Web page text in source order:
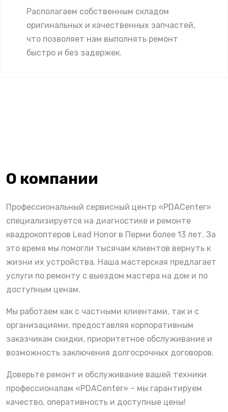
Располагаем собственным складом
оригинальных и качественных запчастей,
что позволяет нам выполнять ремонт
быстро и без задержек.
О компании
Профессиональный сервисный центр «PDACenter»
специализируется на диагностике и ремонте
квадрокоптеров Lead Honor в Перми более 13 лет. За
это время мы помогли тысячам клиентов вернуть к
жизни их устройства. Наша мастерская предлагает
услуги по ремонту с выездом мастера на дом и по
доступным ценам.
Мы работаем как с частными клиентами, так и с
организациями, предоставляя корпоративным
заказчикам скидки, приоритетное обслуживание и
возможность заключения долгосрочных договоров.
Доверьте ремонт и обслуживание вашей техники
профессионалам «PDACenter» – мы гарантируем
качество, оперативность и доступные цены!